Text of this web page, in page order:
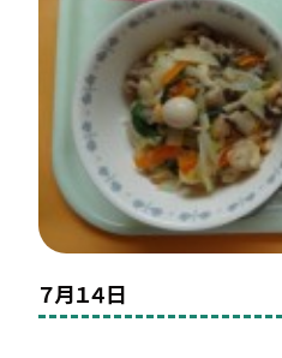
７月１４日